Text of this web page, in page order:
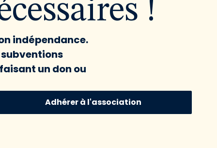
!
indépendance.
un don ou
Adhérer à l'association